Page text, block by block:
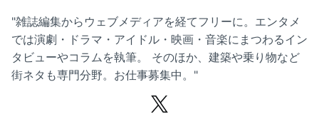
"雑誌編集からウェブメディアを経てフリーに。エンタメ
では演劇・ドラマ・アイドル・映画・音楽にまつわるイン
タビューやコラムを執筆。 そのほか、建築や乗り物など
街ネタも専門分野。お仕事募集中。"